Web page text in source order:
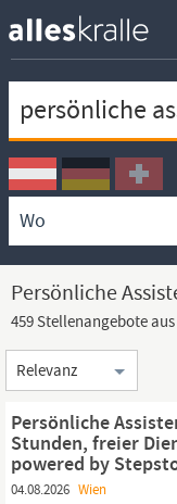
Ortssuche
Umkreissuche
Arbeitsform
Persönliche
459 Stellenangebote
Sortierung
Persönliche
Stunden, freier
powered by
04.08.2026 Wien